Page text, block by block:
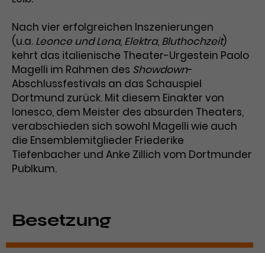
Laufzeit 1 Tag
Zweck
Dieses Cookie wird von Google
Analytics installiert. Das Cookie
wird verwendet, um Informationen
darüber zu speichern, wie
Besucher*innen eine Website
nutzen, und hilft bei der Erstellung
eines Analyseberichts über die
Performance der Website. Die
erhobenen Daten umfassen in
Name _gcl_aw
Anbieter Google Ads
Laufzeit 3 Monate
Zweck
Dieses Cookie speichert
Informationen zu Werbeklicks und
dient der Zuordnung von
_gcl_dc
Nach vier erfolgreichen Inszenierungen
(u.a. Leonce und Lena, Elektra, Bluthochzeit)
kehrt das italienische Theater-Urgestein Paolo
Magelli im Rahmen des Showdown-
Abschlussfestivals an das Schauspiel
Dortmund zurück. Mit diesem Einakter von
Ionesco, dem Meister des absurden Theaters,
verabschieden sich sowohl Magelli wie auch
die Ensemblemitglieder Friederike
Tiefenbacher und Anke Zillich vom Dortmunder
Publkum.
Besetzung